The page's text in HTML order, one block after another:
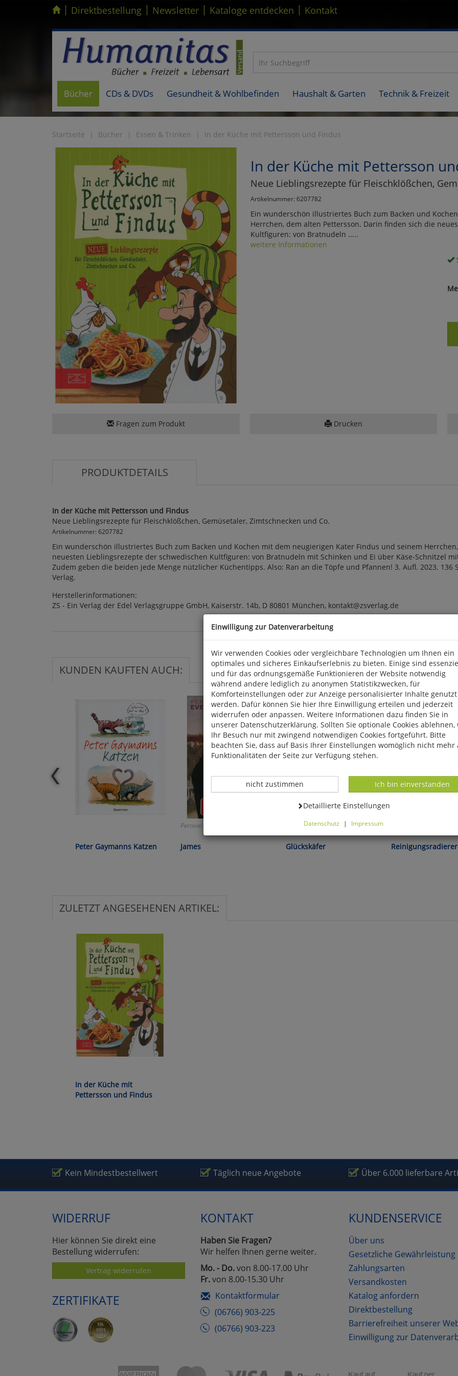
Kompletten Head der Seite überspringen
| Direktbestellung | Newsletter | Kataloge entdecken | Kontakt
Bücher CDs & DVDs Gesundheit & Wohlbefinden Haushalt & Garten Technik & Freizeit
Startseite Bücher Essen & Trinken In der Küche mit Pettersson und Findus
In der Küche mit Pettersson
Neue Lieblingsrezepte für Fleischklößchen,
Artikelnummer: 6207782
Ein wunderschön illustriertes Buch zum Backen und
Herrchen, dem alten Pettersson. Darin finden sich die
Kultfiguren: von Bratnudeln .....
weitere Informationen
Fragen zum Produkt Drucken
PRODUKTDETAILS
In der Küche mit Pettersson und Findus
Neue Lieblingsrezepte für Fleischklößchen, Gemüsetaler, Zimtschnecken und Co.
Artikelnummer: 6207782
Ein wunderschön illustriertes Buch zum Backen und Kochen mit dem neugierigen Kater Findus und seinem
neuesten Lieblingsrezepte der schwedischen Kultfiguren: von Bratnudeln mit Schinken und Ei über Käse-Schnitzel
Zudem geben die beiden jede Menge nützlicher Küchentipps. Also: Ran an die Töpfe und Pfannen! 3. Aufl. 2023. 136
Verlag.
Herstellerinformationen:
ZS - Ein Verlag der Edel Verlagsgruppe GmbH, Kaiserstr. 14b, D 80801 München, kontakt@zsverlag.de
KUNDEN KAUFTEN AUCH:
Peter Gaymanns Katzen
Percival Everett:
James
Echt indisches Kunsthandwerk!
Glückskäfer
ZULETZT ANGESEHENEN ARTIKEL:
In der Küche mit
Pettersson und Findus
Kein Mindestbestellwert Täglich neue Angebote Über 6.000 lieferbare
WIDERRUF
Hier können Sie direkt eine
Bestellung widerrufen:
Vertrag widerrufen
ZERTIFIKATE
KONTAKT
Haben Sie Fragen?
Wir helfen Ihnen gerne weiter.
Mo. - Do.von 8.00-17.00 Uhr
Fr.von 8.00-15.30 Uhr
Kontaktformular
(06766) 903-225
(06766) 903-223
KUNDENSERVICE
Über uns
Gesetzliche Gewährleistung
Zahlungsarten
Versandkosten
Katalog anfordern
Direktbestellung
Barrierefreiheit unserer
Einwilligung zur
Einwilligung zur Datenverarbeitung
Wir verwenden Cookies oder vergleichbare Technologien um Ihnen ein
optimales und sicheres Einkaufserlebnis zu bieten. Einige sind
und für das ordnungsgemäße Funktionieren der Website notwendig
während andere lediglich zu anonymen Statistikzwecken, für
Komforteinstellungen oder zur Anzeige personalisierter Inhalte genutzt
werden. Dafür können Sie hier Ihre Einwilligung erteilen und jederzeit
widerrufen oder anpassen. Weitere Informationen dazu finden Sie in
unserer Datenschutzerklärung. Sollten Sie optionale Cookies ablehnen,
Ihr Besuch nur mit zwingend notwendigen Cookies fortgeführt. Bitte
beachten Sie, dass auf Basis Ihrer Einstellungen womöglich nicht mehr
Funktionalitäten der Seite zur Verfügung stehen.
Datenverarbeitung -
Ich bin einverstanden
Datenverarbeitung -
nicht zustimmen
Datenverarbeitung -
Detaillierte Einstellungen
Datenschutz | Impressum
Cookies ablehnen, wird Ihr Besuch nur mit zwingend notwendigen
fortgeführt. Bitte beachten Sie, dass auf Basis Ihrer Einstellungen